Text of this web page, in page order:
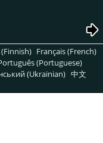
Français (French)
(Portuguese)
(Ukrainian) 中文